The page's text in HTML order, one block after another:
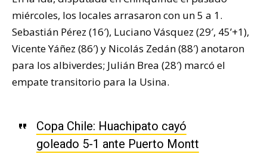
miércoles, los locales arrasaron con un 5 a 1.
Sebastián Pérez (16′), Luciano Vásquez (29′, 45’+1),
Vicente Yáñez (86′) y Nicolás Zedán (88′) anotaron
para los albiverdes; Julián Brea (28′) marcó el
empate transitorio para la Usina.
Copa Chile: Huachipato cayó
goleado 5-1 ante Puerto Montt